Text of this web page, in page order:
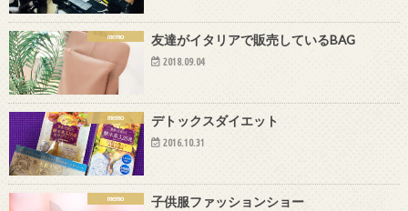
memo 友達がイタリアで販売しているBAG
2018.09.04
memo デトックスダイエット
2016.10.31
memo 子供服ファッションショー